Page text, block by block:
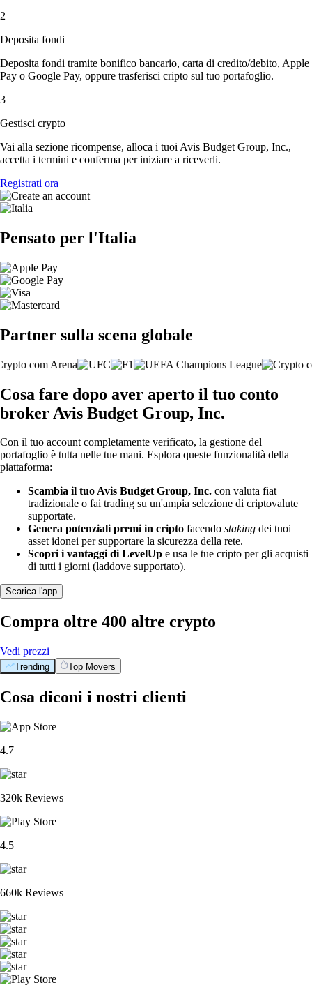
2
Deposita fondi
Deposita fondi tramite bonifico bancario, carta di credito/debito, Apple
Pay o Google Pay, oppure trasferisci cripto sul tuo portafoglio.
3
Gestisci crypto
Vai alla sezione ricompense, alloca i tuoi Avis Budget Group, Inc.,
accetta i termini e conferma per iniziare a riceverli.
Registrati ora
Pensato per l'Italia
Partner sulla scena globale
Cosa fare dopo aver aperto il tuo conto
broker Avis Budget Group, Inc.
Con il tuo account completamente verificato, la gestione del
portafoglio è tutta nelle tue mani. Esplora queste funzionalità della
piattaforma:
Scambia il tuo Avis Budget Group, Inc. con valuta fiat
tradizionale o fai trading su un'ampia selezione di criptovalute
supportate.
Genera potenziali premi in cripto facendo staking dei tuoi
asset idonei per supportare la sicurezza della rete.
Scopri i vantaggi di LevelUp e usa le tue cripto per gli acquisti
di tutti i giorni (laddove supportato).
Scarica l'app
Compra oltre 400 altre crypto
Vedi prezzi
Trending Top Movers
Cosa diconi i nostri clienti
4.7
320k Reviews
4.5
660k Reviews